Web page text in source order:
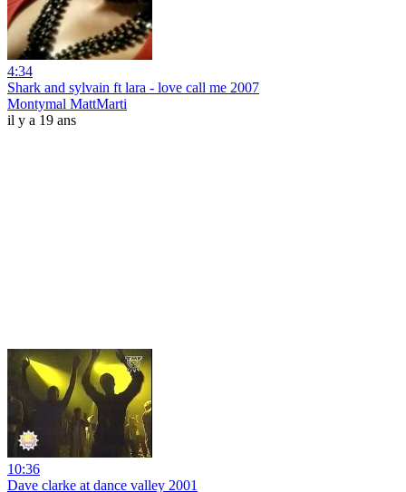
4:34
Shark and sylvain ft lara - love call me 2007
Montymal MattMarti
il y a 19 ans
10:36
Dave clarke at dance valley 2001